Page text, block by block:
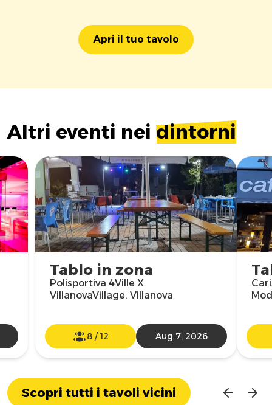
Apri il tuo tavolo
Altri eventi nei dintorni
Tablo in zona
Polisportiva 4Ville X
VillanovaVillage, Villanova
8 /12 Aug 7, 2026
Scopri tutti i tavoli vicini